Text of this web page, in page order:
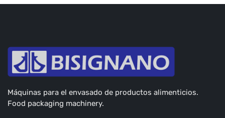
Máquinas para el envasado de productos alimenticios.
Food packaging machinery.